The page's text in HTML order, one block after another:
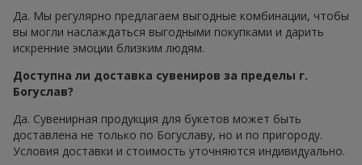
Да. Мы регулярно предлагаем выгодные комбинации, чтобы
вы могли наслаждаться выгодными покупками и дарить
искренние эмоции близким людям.
Доступна ли доставка сувениров за пределы г.
Богуслав?
Да. Сувенирная продукция для букетов может быть
доставлена не только по Богуславу, но и по пригороду.
Условия доставки и стоимость уточняются индивидуально.